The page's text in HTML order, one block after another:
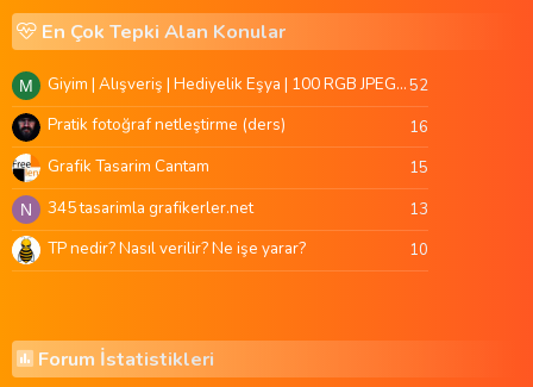
En Çok Tepki Alan Konular
M Giyim | Alışveriş | Hediyelik Eşya | 100 RGB JPEG Images | 5920x4420 Pixels | 501 MB52
Pratik fotoğraf netleştirme (ders) 16
Grafik Tasarim Cantam 15
N 345 tasarimla grafikerler.net 13
TP nedir? Nasıl verilir? Ne işe yarar? 10
Forum İstatistikleri